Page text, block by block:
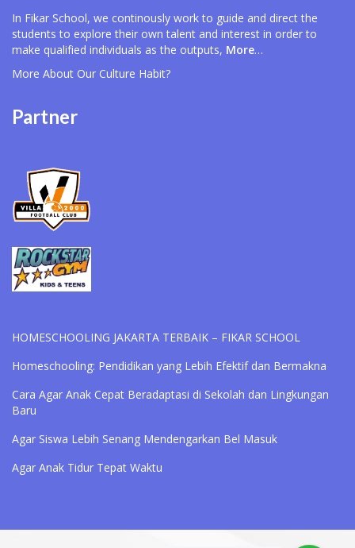
In Fikar School, we continously work to guide and direct the
students to explore their own talent and interest in order to
make qualified individuals as the outputs, More…
More About Our Culture Habit?
Partner
HOMESCHOOLING JAKARTA TERBAIK – FIKAR SCHOOL
Homeschooling: Pendidikan yang Lebih Efektif dan Bermakna
Cara Agar Anak Cepat Beradaptasi di Sekolah dan Lingkungan
Baru
Agar Siswa Lebih Senang Mendengarkan Bel Masuk
Agar Anak Tidur Tepat Waktu